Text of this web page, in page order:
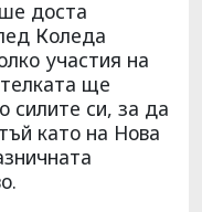
доста
Коледа
участия на
ще
силите си, за да
като на Нова